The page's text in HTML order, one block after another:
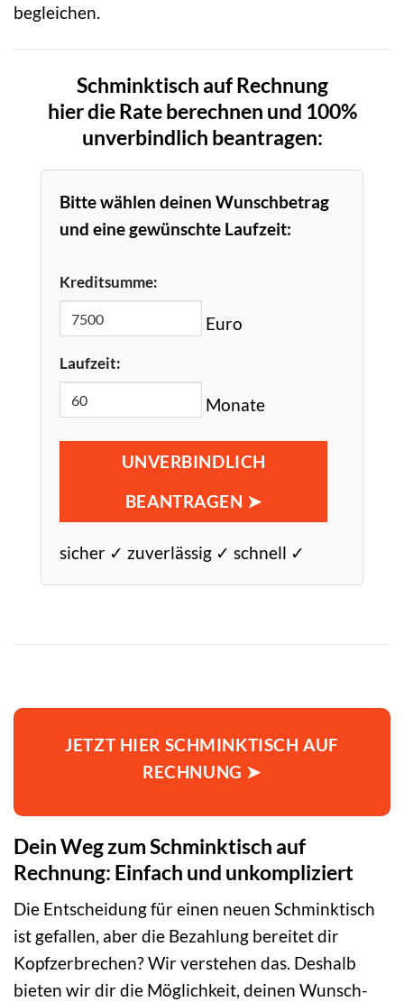
begleichen.
Schminktisch auf Rechnung
hier die Rate berechnen und 100%
unverbindlich beantragen:
Bitte wählen deinen Wunschbetrag
und eine gewünschte Laufzeit:
Kreditsumme:
Euro
Laufzeit:
Monate
UNVERBINDLICH
BEANTRAGEN ➤
sicher ✓ zuverlässig ✓ schnell ✓
JETZT HIER SCHMINKTISCH AUF
RECHNUNG ➤
Dein Weg zum Schminktisch auf
Rechnung: Einfach und unkompliziert
Die Entscheidung für einen neuen Schminktisch
ist gefallen, aber die Bezahlung bereitet dir
Kopfzerbrechen? Wir verstehen das. Deshalb
bieten wir dir die Möglichkeit, deinen Wunsch-